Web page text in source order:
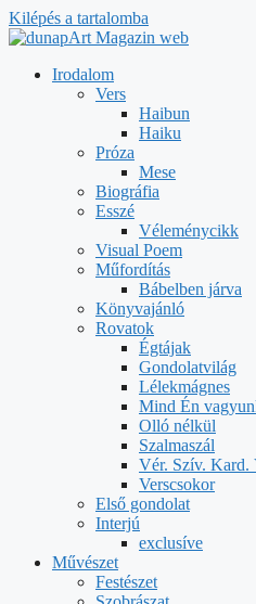
Kilépés a tartalomba
Irodalom
Vers
Haibun
Haiku
Próza
Mese
Biográfia
Esszé
Véleménycikk
Visual Poem
Műfordítás
Bábelben járva
Könyvajánló
Rovatok
Égtájak
Gondolatvilág
Lélekmágnes
Mind Én
Olló nélkül
Szalmaszál
Vér. Szív. Kard.
Verscsokor
Első gondolat
Interjú
exclusíve
Művészet
Festészet